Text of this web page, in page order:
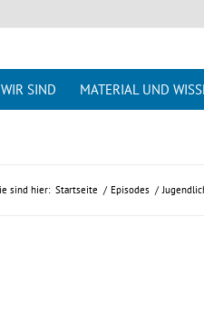
SIND MATERIAL UND
sind hier: Startseite / Episodes /